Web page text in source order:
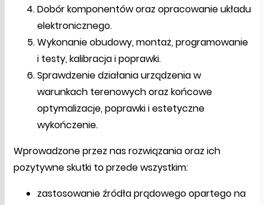
Dobór komponentów oraz opracowanie układu
elektronicznego.
Wykonanie obudowy, montaż, programowanie
i testy, kalibracja i poprawki.
Sprawdzenie działania urządzenia w
warunkach terenowych oraz końcowe
optymalizacje, poprawki i estetyczne
wykończenie.
Wprowadzone przez nas rozwiązania oraz ich
pozytywne skutki to przede wszystkim:
zastosowanie źródła prądowego opartego na